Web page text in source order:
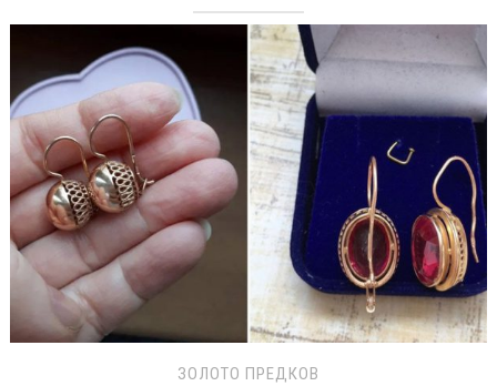
ЗОЛОТО ПРЕДКОВ